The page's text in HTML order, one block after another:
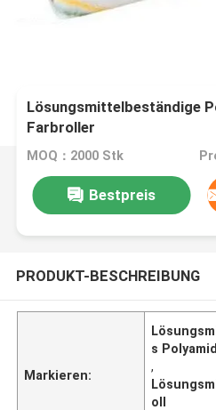
Lösungsmittelbeständige
Farbroller
MOQ：2000 Stk
Bestpreis
PRODUKT-BESCHREIBUNG
Markieren:
s Polyamid
,
oll